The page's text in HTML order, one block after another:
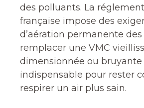
des polluants. La
française impose des
d’aération permanente
remplacer une VMC
dimensionnée ou
indispensable pour rester
respirer un air plus sain.